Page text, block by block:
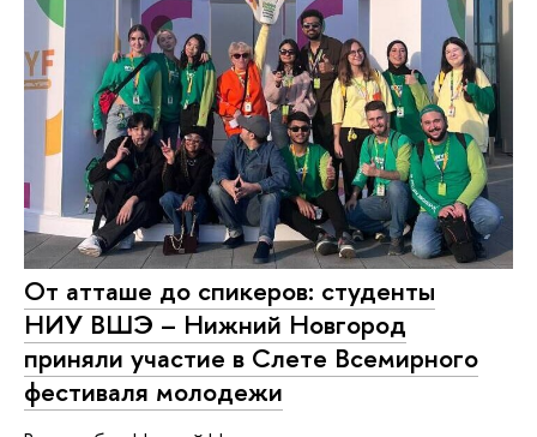
От атташе до спикеров: студенты
НИУ ВШЭ – Нижний Новгород
приняли участие в Слете Всемирного
фестиваля молодежи